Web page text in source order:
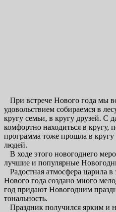
При встрече Нового года мы
удовольствием собираемся в
кругу семьи, в кругу друзей. С
комфортно находиться в кругу,
программа тоже прошла в
людей.
В ходе этого новогоднего
лучшие и популярные
Радостная атмосфера царила в
Нового года создано много
год придают Новогодним
тональность.
Праздник получился ярким и